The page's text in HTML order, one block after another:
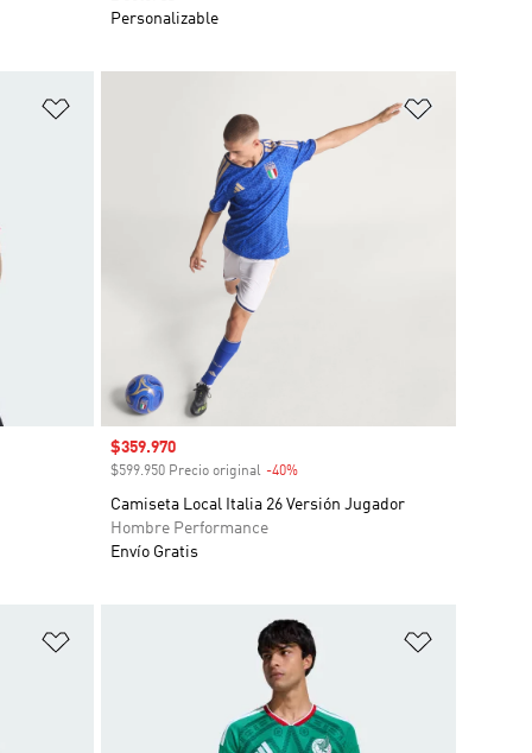
Personalizable
Precio de venta
$359.970
$599.950 Precio original -40%Descuento
Camiseta Local Italia 26 Versión Jugador
Hombre Performance
Envío Gratis
Añadir a la lista de deseos